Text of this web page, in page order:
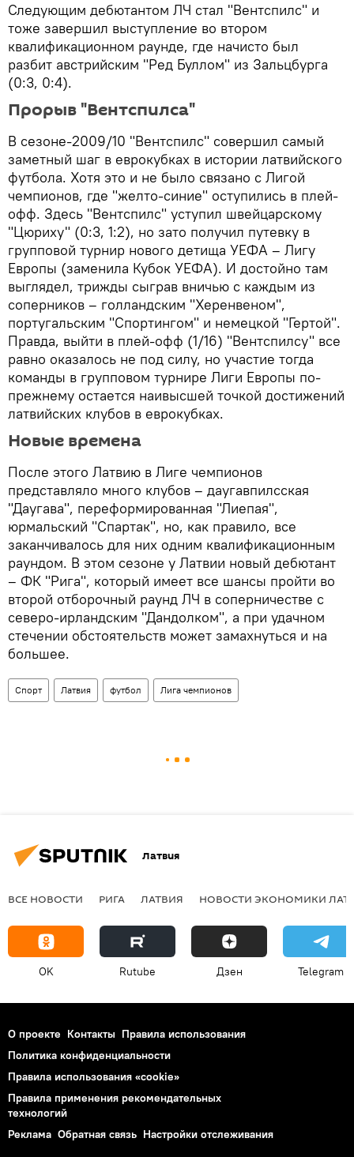
Следующим дебютантом ЛЧ стал "Вентспилс" и
тоже завершил выступление во втором
квалификационном раунде, где начисто был
разбит австрийским "Ред Буллом" из Зальцбурга
(0:3, 0:4).
Прорыв "Вентспилса"
В сезоне-2009/10 "Вентспилс" совершил самый
заметный шаг в еврокубках в истории латвийского
футбола. Хотя это и не было связано с Лигой
чемпионов, где "желто-синие" оступились в плей-
офф. Здесь "Вентспилс" уступил швейцарскому
"Цюриху" (0:3, 1:2), но зато получил путевку в
групповой турнир нового детища УЕФА – Лигу
Европы (заменила Кубок УЕФА). И достойно там
выглядел, трижды сыграв вничью с каждым из
соперников – голландским "Херенвеном",
португальским "Спортингом" и немецкой "Гертой".
Правда, выйти в плей-офф (1/16) "Вентспилсу" все
равно оказалось не под силу, но участие тогда
команды в групповом турнире Лиги Европы по-
прежнему остается наивысшей точкой достижений
латвийских клубов в еврокубках.
Новые времена
После этого Латвию в Лиге чемпионов
представляло много клубов – даугавпилсская
"Даугава", переформированная "Лиепая",
юрмальский "Спартак", но, как правило, все
заканчивалось для них одним квалификационным
раундом. В этом сезоне у Латвии новый дебютант
– ФК "Рига", который имеет все шансы пройти во
второй отборочный раунд ЛЧ в соперничестве с
северо-ирландским "Дандолком", а при удачном
стечении обстоятельств может замахнуться и на
большее.
Спорт Латвия футбол Лига чемпионов
Латвия
ВСЕ НОВОСТИ РИГА ЛАТВИЯ НОВОСТИ ЭКОНОМИКИ
OK Rutube Дзен Telegram
О проекте Контакты Правила использования
Политика конфиденциальности
Правила использования «cookie»
Правила применения рекомендательных
технологий
Реклама Обратная связь Настройки отслеживания